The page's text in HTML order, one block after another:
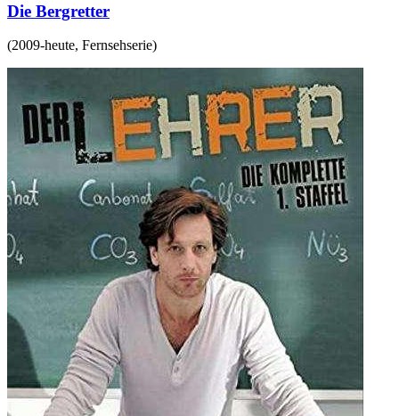
Die Bergretter
(2009-heute, Fernsehserie)